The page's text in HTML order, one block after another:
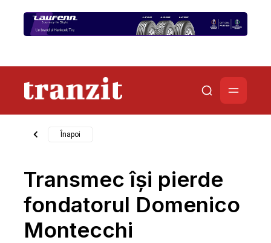
Înapoi
Transmec își pierde
fondatorul Domenico
Montecchi